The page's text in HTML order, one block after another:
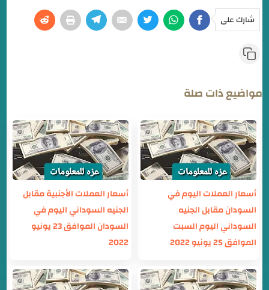
شارك على
مواضيع ذات صلة
أسعار العملات اليوم في
السودان مقابل الجنيه
السوداني اليوم السبت
الموافق 25 يونيو 2022
أسعار العملات الأجنبية مقابل
الجنيه السوداني اليوم في
السودان الموافق 23 يونيو
2022